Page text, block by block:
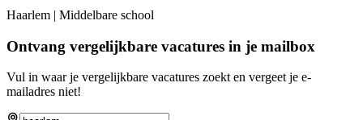
Haarlem | Middelbare school
Ontvang vergelijkbare vacatures in je mailbox
Vul in waar je vergelijkbare vacatures zoekt en vergeet je e-
mailadres niet!